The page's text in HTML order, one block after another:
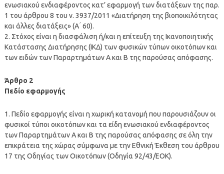
ενωσιακού ενδιαφέροντος κατ’ εφαρμογή των διατάξεων της παρ.
1 του άρθρου 8 του ν. 3937/2011 «Διατήρηση της βιοποικιλότητας
και άλλες διατάξεις» (Α ́ 60).
2. Στόχος είναι η διασφάλιση ή/και η επίτευξη της Ικανοποιητικής
Κατάστασης Διατήρησης (ΙΚΔ) των φυσικών τύπων οικοτόπων και
των ειδών των Παραρτημάτων Α και Β της παρούσας απόφασης.
Άρθρο 2
Πεδίο εφαρμογής
1. Πεδίο εφαρμογής είναι η χωρική κατανομή που παρουσιάζουν οι
φυσικοί τύποι οικοτόπων και τα είδη ενωσιακού ενδιαφέροντος
των Παραρτημάτων Α και Β της παρούσας απόφασης σε όλη την
επικράτεια της χώρας σύμφωνα με την Εθνική Έκθεση του άρθρου
17 της Οδηγίας των Οικοτόπων (Οδηγία 92/43/ΕΟΚ).